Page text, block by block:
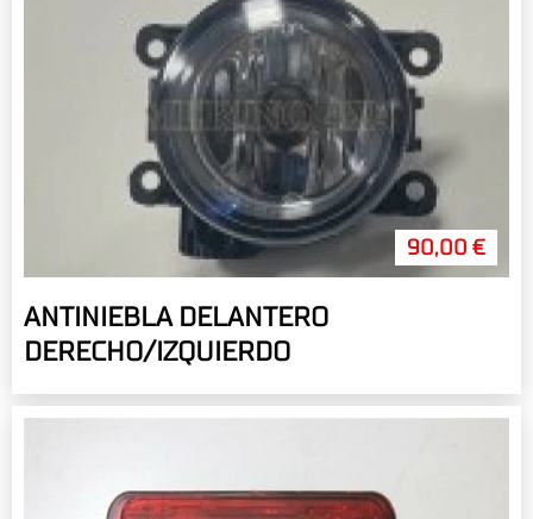
90,00 €
ANTINIEBLA DELANTERO
DERECHO/IZQUIERDO